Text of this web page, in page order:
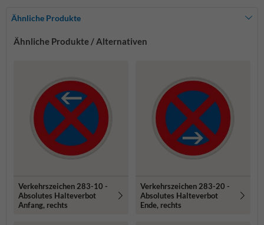
Ähnliche Produkte
Ähnliche Produkte / Alternativen
Verkehrszeichen 283-10 -
Absolutes Halteverbot
Anfang, rechts
Verkehrszeichen 283-20 -
Absolutes Halteverbot
Ende, rechts